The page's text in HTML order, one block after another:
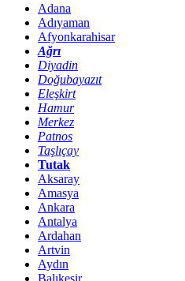
Adana
Adıyaman
Afyonkarahisar
Ağrı
Diyadin
Doğubayazıt
Eleşkirt
Hamur
Merkez
Patnos
Taşlıçay
Tutak
Aksaray
Amasya
Ankara
Antalya
Ardahan
Artvin
Aydın
Balıkesir